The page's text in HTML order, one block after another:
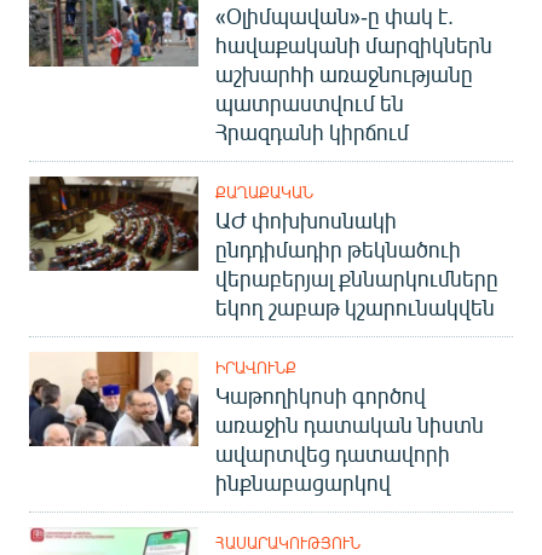
«Օլիմպավան»-ը փակ է.
հավաքականի մարզիկներն
աշխարհի առաջնությանը
պատրաստվում են
Հրազդանի կիրճում
ՔԱՂԱՔԱԿԱՆ
ԱԺ փոխխոսնակի
ընդդիմադիր թեկնածուի
վերաբերյալ քննարկումները
եկող շաբաթ կշարունակվեն
ԻՐԱՎՈՒՆՔ
Կաթողիկոսի գործով
առաջին դատական նիստն
ավարտվեց դատավորի
ինքնաբացարկով
ՀԱՍԱՐԱԿՈՒԹՅՈՒՆ